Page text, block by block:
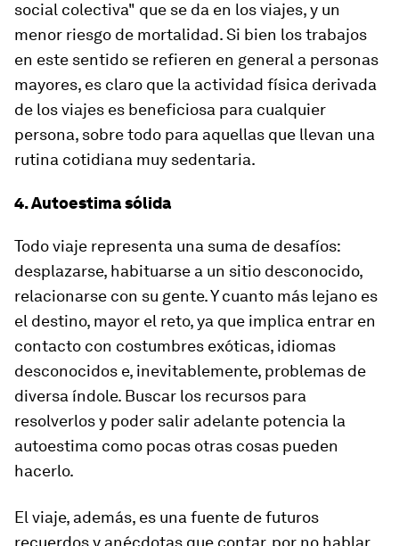
social colectiva" que se da en los viajes, y un
menor riesgo de mortalidad. Si bien los trabajos
en este sentido se refieren en general a personas
mayores, es claro que la actividad física derivada
de los viajes es beneficiosa para cualquier
persona, sobre todo para aquellas que llevan una
rutina cotidiana muy sedentaria.
4. Autoestima sólida
Todo viaje representa una suma de desafíos:
desplazarse, habituarse a un sitio desconocido,
relacionarse con su gente. Y cuanto más lejano es
el destino, mayor el reto, ya que implica entrar en
contacto con costumbres exóticas, idiomas
desconocidos e, inevitablemente, problemas de
diversa índole. Buscar los recursos para
resolverlos y poder salir adelante potencia la
autoestima como pocas otras cosas pueden
hacerlo.
El viaje, además, es una fuente de futuros
recuerdos y anécdotas que contar, por no hablar